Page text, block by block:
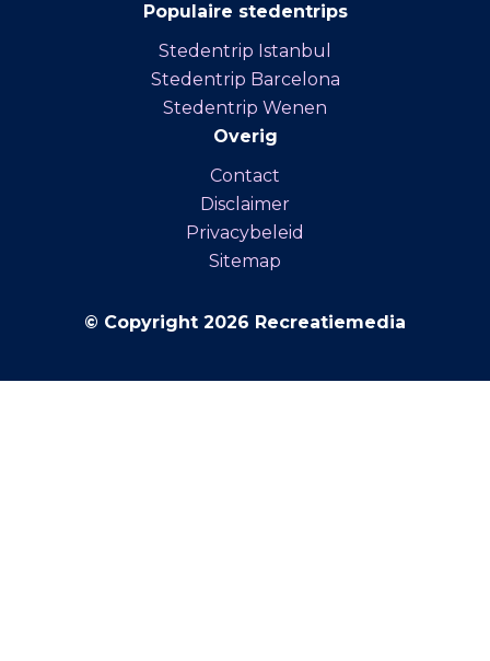
Populaire stedentrips
Stedentrip Istanbul
Stedentrip Barcelona
Stedentrip Wenen
Overig
Contact
Disclaimer
Privacybeleid
Sitemap
© Copyright 2026 Recreatiemedia